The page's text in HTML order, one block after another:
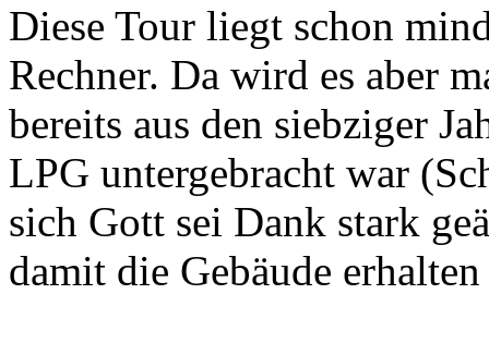
Diese Tour liegt schon
Rechner. Da wird es aber
bereits aus den siebziger
LPG untergebracht war
sich Gott sei Dank stark
damit die Gebäude